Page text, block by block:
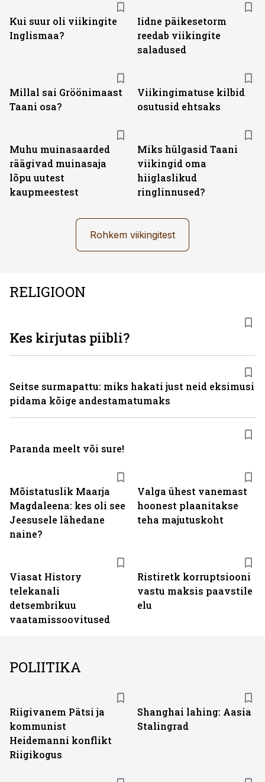
Kui suur oli viikingite
Inglismaa?
Iidne päikesetorm
reedab viikingite
saladused
Millal sai Gröönimaast
Taani osa?
Viikingimatuse kilbid
osutusid ehtsaks
Muhu muinasaarded
räägivad muinasaja
lõpu uutest
kaupmeestest
Miks hülgasid Taani
viikingid oma
hiiglaslikud
ringlinnused?
Rohkem viikingitest
RELIGIOON
Mõistatuslik Maarja
Magdaleena: kes oli see
Jeesusele lähedane
naine?
Valga ühest vanemast
hoonest plaanitakse
teha majutuskoht
Viasat History
telekanali
detsembrikuu
vaatamissoovitused
Ristiretk korruptsiooni
vastu maksis paavstile
elu
Kes kirjutas piibli?
Seitse surmapattu: miks hakati just neid eksimusi
pidama kõige andestamatumaks
Paranda meelt või sure!
POLIITIKA
Riigivanem Pätsi ja
kommunist
Heidemanni konflikt
Riigikogus
Shanghai lahing: Aasia
Stalingrad